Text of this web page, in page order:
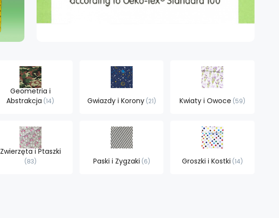
Geometria i
Abstrakcja 14 Gwiazdy i Korony 21 Kwiaty i Owoce 59
Zwierzęta i Ptaszki
83 Paski i Zygzaki 6 Groszki i Kostki 14